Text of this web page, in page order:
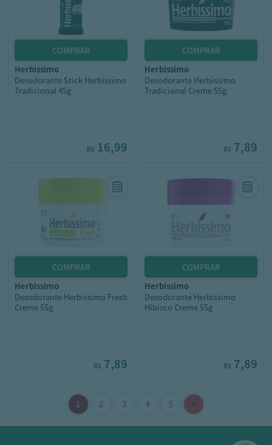
herbissimo
Desodorante Stick Herbissimo
Tradicional 45g
R$ 16,99
herbissimo
Desodorante Herbissimo
Tradicional Creme 55g
R$ 7,89
herbissimo
Desodorante Herbissimo Fresh
Creme 55g
R$ 7,89
herbissimo
Desodorante Herbissimo
Hibisco Creme 55g
R$ 7,89